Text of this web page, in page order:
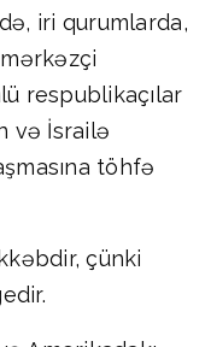
iri qurumlarda,
respublikaçılar
və İsrailə
töhfə
çünki